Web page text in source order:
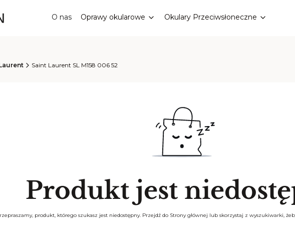
O nas Oprawy okularowe Okulary Przeciwsłoneczne
Saint Laurent SL M158 006 52
Produkt jest
produkt, którego szukasz jest niedostępny. Przejdź do Strony głównej lub skorzystaj z wyszukiwarki,